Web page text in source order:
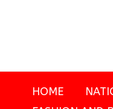
HOME